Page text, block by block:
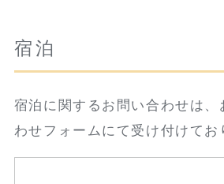
宿泊
宿泊に関するお問い合わせは、
わせフォームにて受け付けてお